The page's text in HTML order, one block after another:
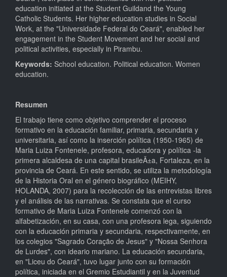
education initiated at the Student Guildand the Young
Catholic Students. Her higher education studies in Social
Work, at the "Universidade Federal do Ceará", enabled her
engagement in the Student Movement and her social and
political activities, especially in Pirambu.
Keywords: School education. Political education. Women
education.
Resumen
El trabajo tiene como objetivo comprender el proceso
formativo en la educación familiar, primaria, secundaria y
universitaria, así como la inserción política (1950-1965) de
Maria Luiza Fontenele, profesora, educadora y política -la
primera alcaldesa de una capital brasileÃ±a, Fortaleza, en la
provincia de Ceará. En este sentido, se utiliza la metodología
de la Historia Oral en el género biográfico (MEIHY,
HOLANDA, 2007) para la recolección de las entrevistas libres
y el análisis de las narrativas. Se constata que el curso
formativo de Maria Luiza Fontenele comenzó con la
alfabetización, en su casa, con una profesora lega, siguiendo
con la educación primaria y secundaria, respectivamente, en
los colegios "Sagrado Coração de Jesus" y "Nossa Senhora
de Lurdes", con ideario mariano. La educación secundaria,
en "Liceu do Ceará", tuvo lugar junto con su formación
política, iniciada en el Gremio Estudiantil y en la Juventud